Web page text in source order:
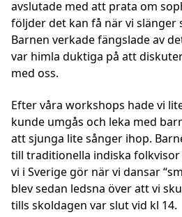
avslutade med att prata om
följder det kan få när vi slänger
Barnen verkade fängslade av
var himla duktiga på att
med oss.
Efter våra workshops hade vi
kunde umgås och leka med
att sjunga lite sånger ihop.
till traditionella indiska
vi i Sverige gör när vi dansar
blev sedan ledsna över att vi
tills skoldagen var slut vid kl 14.